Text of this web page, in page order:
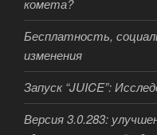
комета?
Бесплатность,
изменения
Запуск “JUICE”:
Версия 3.0.283: